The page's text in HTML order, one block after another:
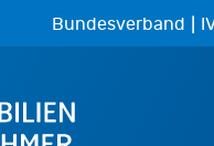
Bundesverband |